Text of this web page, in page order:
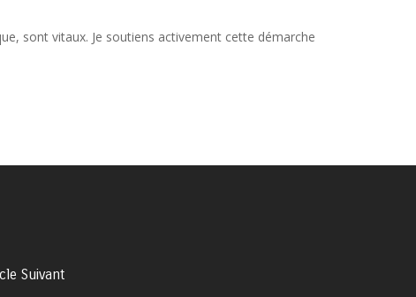
sont vitaux. Je soutiens activement cette démarche
Suivant